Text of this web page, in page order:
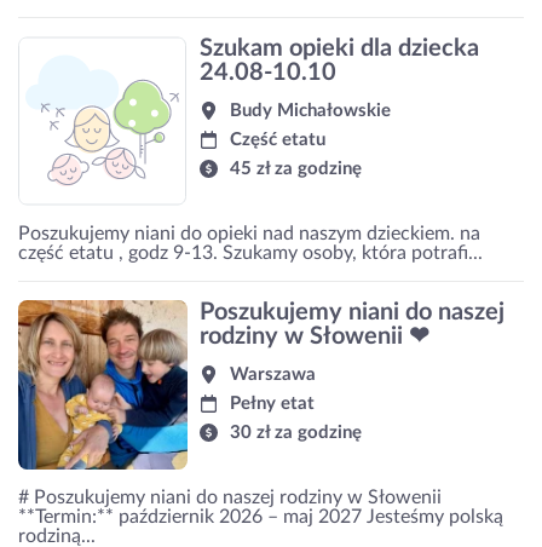
Szukam opieki dla dziecka
24.08-10.10
Budy Michałowskie
Część etatu
45 zł za godzinę
Poszukujemy niani do opieki nad naszym dzieckiem. na
część etatu , godz 9-13. Szukamy osoby, która potrafi...
Poszukujemy niani do naszej
rodziny w Słowenii ❤
Warszawa
Pełny etat
30 zł za godzinę
# Poszukujemy niani do naszej rodziny w Słowenii
**Termin:** październik 2026 – maj 2027 Jesteśmy polską
rodziną...